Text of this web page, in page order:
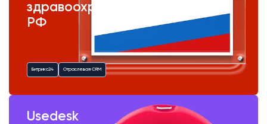
здравоохранения
РФ
Битрикс24 Отраслевая CRM
Usedesk